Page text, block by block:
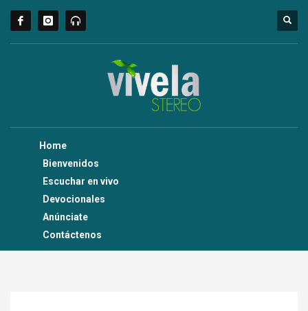
Home
Bienvenidos
Escuchar en vivo
Devocionales
Anúnciate
Contáctenos